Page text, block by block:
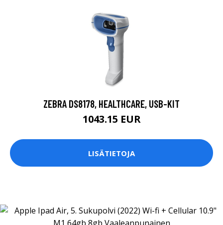
ZEBRA DS8178, HEALTHCARE, USB-KIT
1043.15 EUR
LISÄTIETOJA